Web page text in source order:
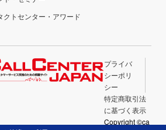
クトセンター・アワード
プライバ
シーポリ
シー
特定商取引法
に基づく表示
Copyright ©ca